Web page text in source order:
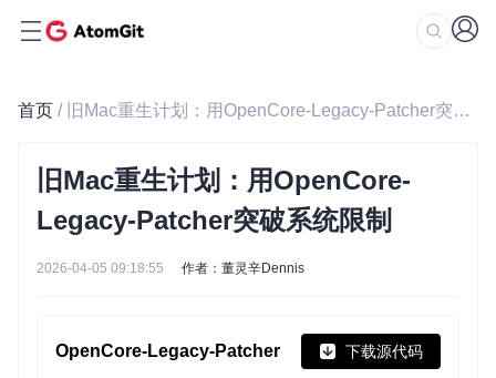
首页 / 旧Mac重生计划：用OpenCore-Legacy-Patcher突破系统限制
旧Mac重生计划：用OpenCore-
Legacy-Patcher突破系统限制
2026-04-05 09:18:55 作者：董灵辛Dennis
OpenCore-Legacy-Patcher 下载源代码